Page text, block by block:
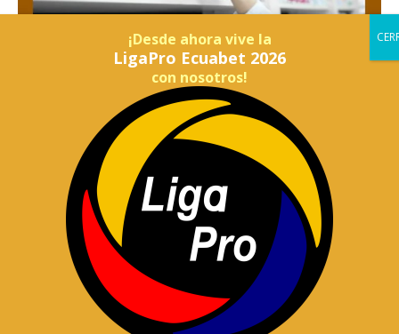
¡Desde ahora vive la
LigaPro Ecuabet 2026
con nosotros!